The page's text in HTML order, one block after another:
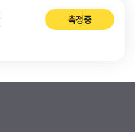
측정중